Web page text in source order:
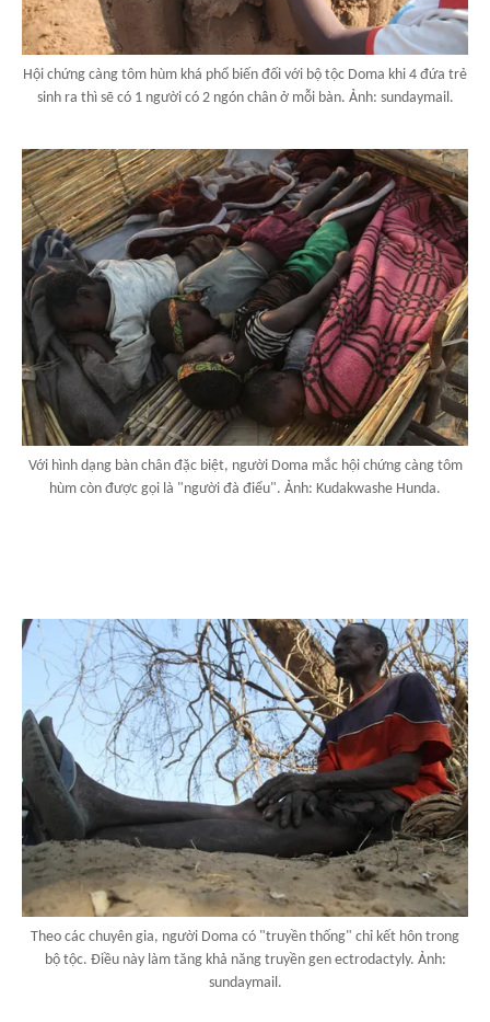
Hội chứng càng tôm hùm khá phổ biến đối với bộ tộc Doma khi 4 đứa trẻ
sinh ra thì sẽ có 1 người có 2 ngón chân ở mỗi bàn. Ảnh: sundaymail.
Với hình dạng bàn chân đặc biệt, người Doma mắc hội chứng càng tôm
hùm còn được gọi là "người đà điểu". Ảnh: Kudakwashe Hunda.
Theo các chuyên gia, người Doma có "truyền thống" chỉ kết hôn trong
bộ tộc. Điều này làm tăng khả năng truyền gen ectrodactyly. Ảnh:
sundaymail.